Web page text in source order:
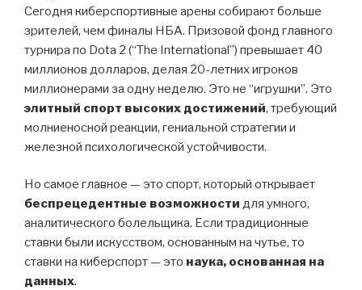
Сегодня киберспортивные арены собирают больше
зрителей, чем финалы НБА. Призовой фонд главного
турнира по Dota 2 (“The International”) превышает 40
миллионов долларов, делая 20-летних игроков
миллионерами за одну неделю. Это не “игрушки”. Это
элитный спорт высоких достижений, требующий
молниеносной реакции, гениальной стратегии и
железной психологической устойчивости.
Но самое главное — это спорт, который открывает
беспрецедентные возможности для умного,
аналитического болельщика. Если традиционные
ставки были искусством, основанным на чутье, то
ставки на киберспорт — это наука, основанная на
данных.